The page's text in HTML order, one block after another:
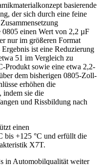
basierende
der sich durch eine feine
0805 einen Wert von 2,2 µF
nur im größeren Format
ist eine Reduzierung
51 im Vergleich zu
Produkt sowie eine etwa 2,2-
dem bisherigen 0805-Zoll-
erhöhen die
indem sie die
und Rissbildung nach
einen
bis +125 °C und erfüllt die
X7T.
in Automobilqualität weiter